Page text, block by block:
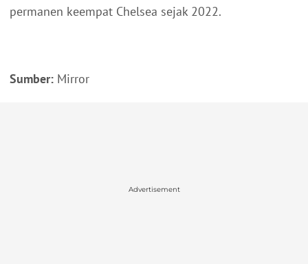
permanen keempat Chelsea sejak 2022.
Sumber: Mirror
Advertisement